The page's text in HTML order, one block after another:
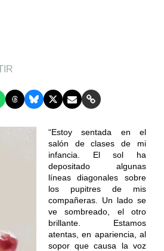
“Estoy sentada en el
salón de clases de mi
infancia. El sol ha
depositado algunas
líneas diagonales sobre
los pupitres de mis
compañeras. Un lado se
ve sombreado, el otro
brillante. Estamos
atentas, en apariencia, al
sopor que causa la voz